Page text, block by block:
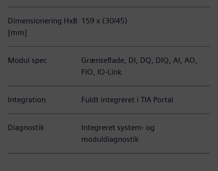
Dimensionering HxB
[mm]
159 x (30/45)
Modul spec
Grænseflade, DI, DQ, DIQ, AI, AO,
FIO, IO-Link
Integration Fuldt integreret i TIA Portal
Diagnostik
Integreret system- og
moduldiagnostik